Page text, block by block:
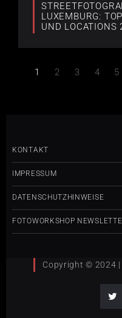
LUXEMBURG:
UND LOCATIONS
1 2 3 4 5
KONTAKT
IMPRESSUM
DATENSCHUTZHINWEISE
FOTOWORKSHOP
Copyright © 2024